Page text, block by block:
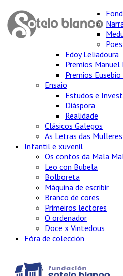
Edoy Leliadoura
Premios Manuel
Premios
Ensaio
Estudos e
Diáspora
Realidade
Clásicos Galegos
As Letras das Mulleres
Infantil e xuvenil
Os contos da Mala
Leo con Bubela
Bolboreta
Máquina de escribir
Branco de cores
Primeiros lectores
O ordenador
Doce x Vintedous
Fóra de colección